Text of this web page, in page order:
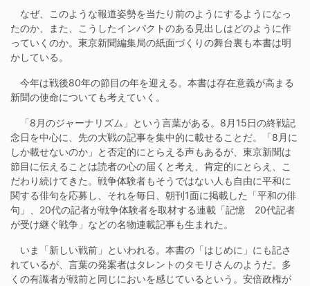
なぜ、このような報道姿勢を当たり前のようにするようになっ
たのか、また、こうしたインパクトのある見出しはどのように作
っていくのか。東京新聞編集局の紙面づくりの舞台裏も本書は明
かしている。
今年は戦後80年の節目の年を迎える。本書は存在意義が高まる
新聞の使命についても考えていく。
「8月のジャーナリズム」という言葉がある。8月15日の終戦記
念日を中心に、先の大戦の記事を集中的に載せることだ。「8月に
しか載せないのか」と否定的にとらえる声もあるが、東京新聞は
節目に伝えることは読者の心の届くと考え、肯定的にとらえ、こ
だわり続けてきた。戦争体験者もそうではない人も自由に平和に
関する俳句を応募し、それを毎日、朝刊1面に掲載した「平和の俳
句」、20代の記者が戦争体験者を取材する連載「記憶 20代記者
が受け継ぐ戦争」などの名物連載記事も生まれた。
いま「新しい戦前」といわれる。本書の「はじめに」にも記さ
れているが、言葉の発案者はタレントのタモリさんのようだ。多
くの有識者が戦前と同じにおいを感じているという。安倍政権が